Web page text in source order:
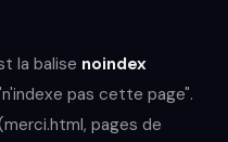
la balise noindex
pas cette page".
pages de